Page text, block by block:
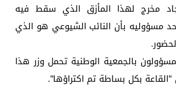
مخرج لهذا المأزق الذي سقط فيه
صرح أحد مسؤوليه بأن النائب الشيوعي هو الذي
رفض المسؤولون بالجمعية الوطنية تحمل وزر هذا